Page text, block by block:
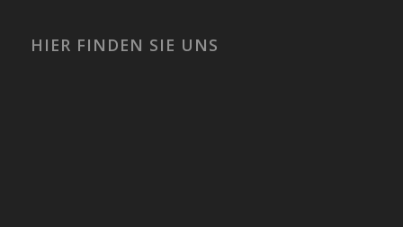
HIER FINDEN SIE UNS